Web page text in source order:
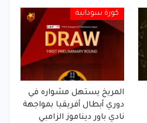
كورة سودانية
المريخ يستهل مشواره في
دوري أبطال أفريقيا بمواجهة
نادي باور ديناموز الزامبي